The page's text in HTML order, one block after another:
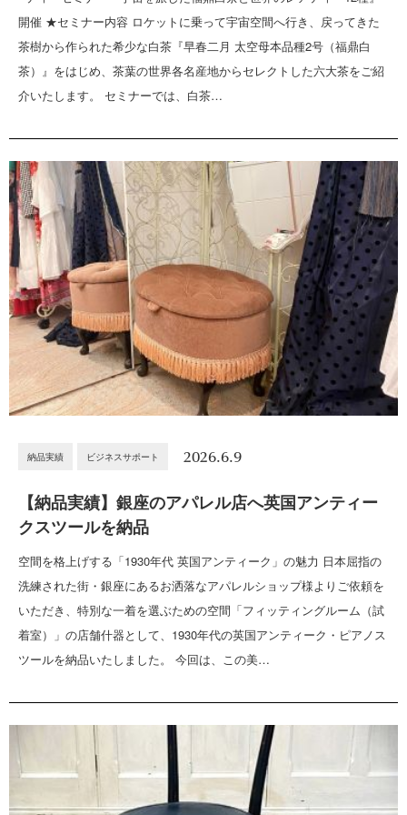
開催 ★セミナー内容 ロケットに乗って宇宙空間へ行き、戻ってきた
茶樹から作られた希少な白茶『早春二月 太空母本品種2号（福鼎白
茶）』をはじめ、茶葉の世界各名産地からセレクトした六大茶をご紹
介いたします。 セミナーでは、白茶…
納品実績 ビジネスサポート 2026.6.9
【納品実績】銀座のアパレル店へ英国アンティー
クスツールを納品
空間を格上げする「1930年代 英国アンティーク」の魅力 日本屈指の
洗練された街・銀座にあるお洒落なアパレルショップ様よりご依頼を
いただき、特別な一着を選ぶための空間「フィッティングルーム（試
着室）」の店舗什器として、1930年代の英国アンティーク・ピアノス
ツールを納品いたしました。 今回は、この美…